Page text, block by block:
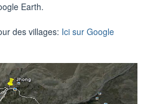
Earth.
des villages: Ici sur Google